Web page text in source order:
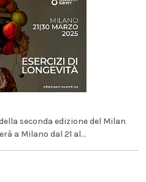
seconda edizione del Milan
a Milano dal 21 al...